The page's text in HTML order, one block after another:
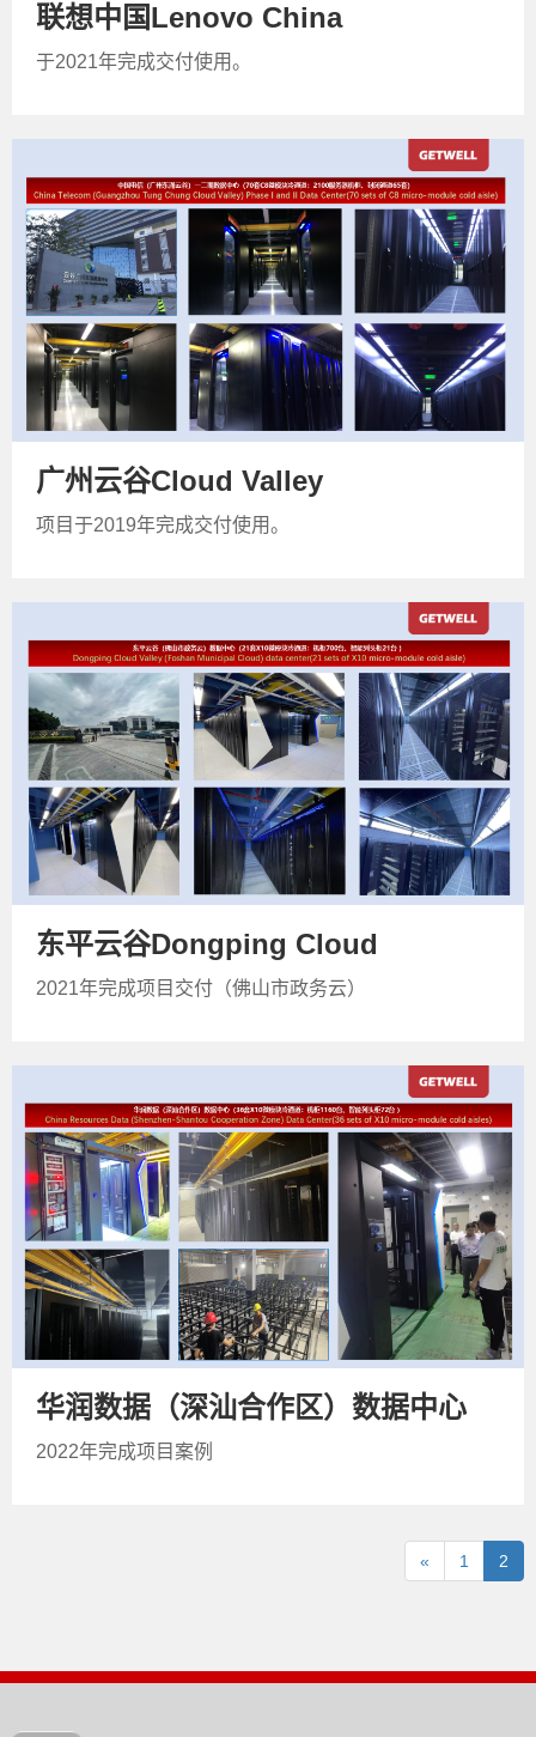
联想中国Lenovo China
于2021年完成交付使用。
广州云谷Cloud Valley
项目于2019年完成交付使用。
东平云谷Dongping Cloud
2021年完成项目交付（佛山市政务云）
华润数据（深汕合作区）数据中心
2022年完成项目案例
« 1 2